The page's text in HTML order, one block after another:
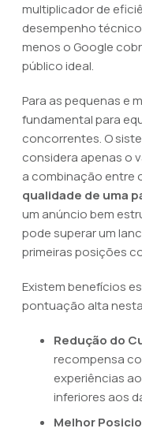
multiplicador de
desempenho
menos o Google
público ideal.
Para as pequenas e
fundamental para
concorrentes. O
considera apenas o
a combinação entre
qualidade de uma
um anúncio bem
pode superar um
primeiras posições
Existem benefícios
pontuação alta
Redução do
recompensa
experiências
inferiores aos
Melhor